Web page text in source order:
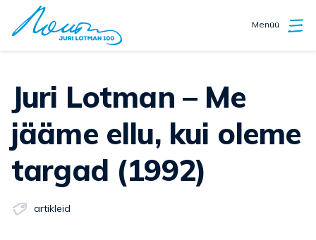
Menüü
Juri Lotman – Me
jääme ellu, kui oleme
targad (1992)
artikleid